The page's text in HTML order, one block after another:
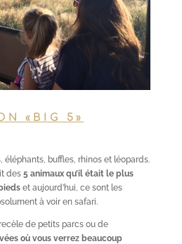
«BIG 5»
éléphants, buffles, rhinos et léopards.
des 5 animaux qu’il était le plus
et aujourd’hui, ce sont les
à voir en safari.
de petits parcs ou de
où vous verrez beaucoup